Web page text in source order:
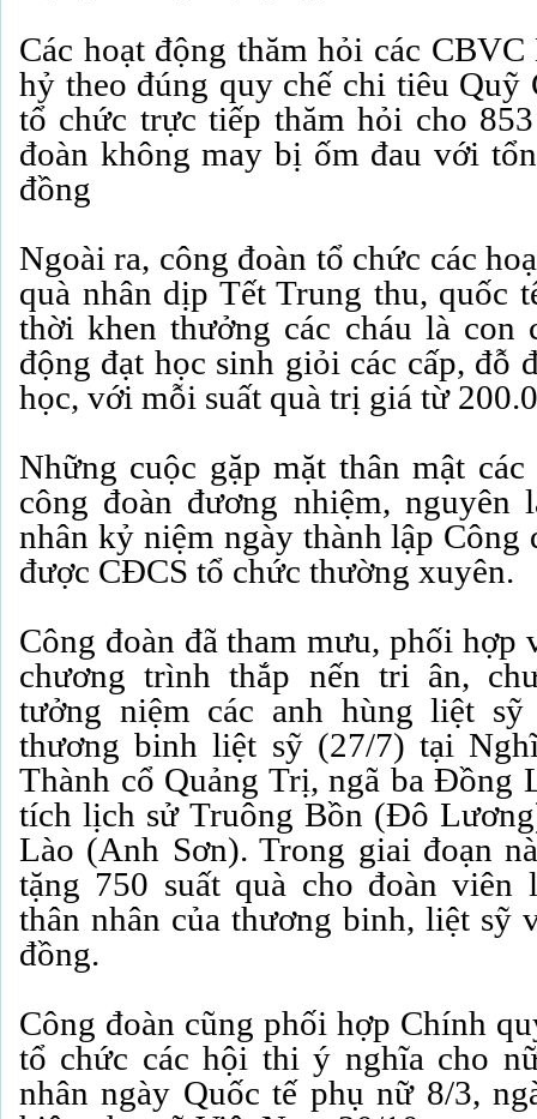
Các hoạt động thăm hỏi các
hỷ theo đúng quy chế chi tiêu Quỹ
tổ chức trực tiếp thăm hỏi cho
đoàn không may bị ốm đau với
đồng
Ngoài ra, công đoàn tổ chức các
quà nhân dịp Tết Trung thu, quốc
thời khen thưởng các cháu là con
động đạt học sinh giỏi các cấp, đỗ
học, với mỗi suất quà trị giá từ
Những cuộc gặp mặt thân mật
công đoàn đương nhiệm, nguyên
nhân kỷ niệm ngày thành lập Công
được CĐCS tổ chức thường xuyên.
Công đoàn đã tham mưu, phối hợp
chương trình thắp nến tri ân,
tưởng niệm các anh hùng liệt
thương binh liệt sỹ (27/7) tại
Thành cổ Quảng Trị, ngã ba Đồng
tích lịch sử Truông Bồn (Đô
Lào (Anh Sơn). Trong giai đoạn
tặng 750 suất quà cho đoàn viên
thân nhân của thương binh, liệt sỹ
đồng.
Công đoàn cũng phối hợp Chính
tổ chức các hội thi ý nghĩa cho
nhân ngày Quốc tế phụ nữ 8/3,